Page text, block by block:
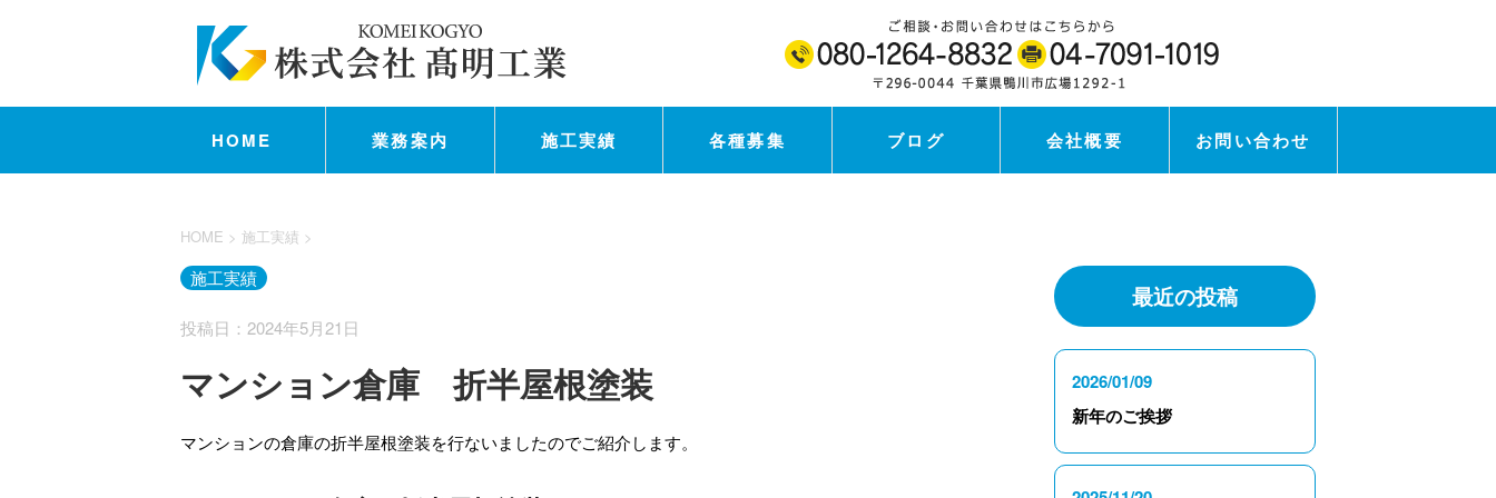
HOME 業務案内 施工実績 各種募集 ブログ 会社概要 お問い合わせ
HOME > 施工実績 >
施工実績
投稿日：2024年5月21日
マンション倉庫 折半屋根塗装
マンションの倉庫の折半屋根塗装を行ないましたのでご紹介します。
最近の投稿
2026/01/09
新年のご挨拶